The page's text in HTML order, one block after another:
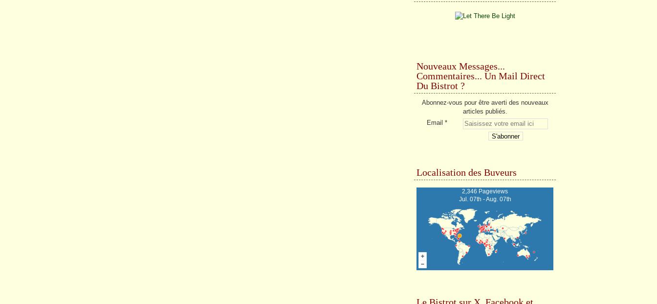
Nouveaux Messages...
Commentaires... Un Mail Direct
Du Bistrot ?
Abonnez-vous pour être averti des nouveaux
articles publiés.
Email
Localisation des Buveurs
2,346 Pageviews
Jul. 07th - Aug. 07th